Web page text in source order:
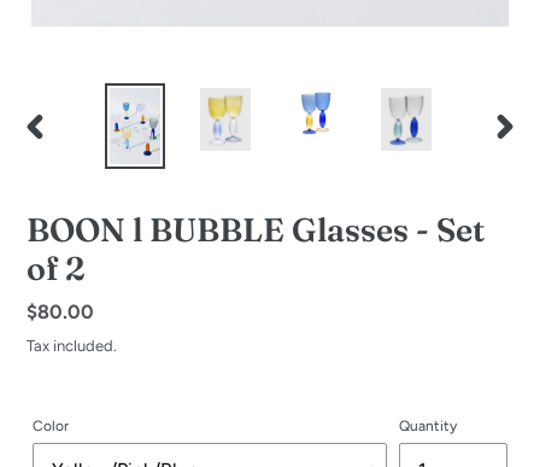
BOON l BUBBLE Glasses - Set
of 2
Regular
price
$80.00
Tax included.
Color Quantity